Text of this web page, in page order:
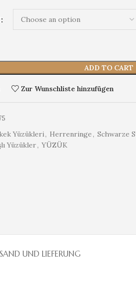
ADD TO CART
Zur Wunschliste hinzufügen
Yüzükleri, Herrenringe, Schwarze
Yüzükler, YÜZÜK
UND LIEFERUNG